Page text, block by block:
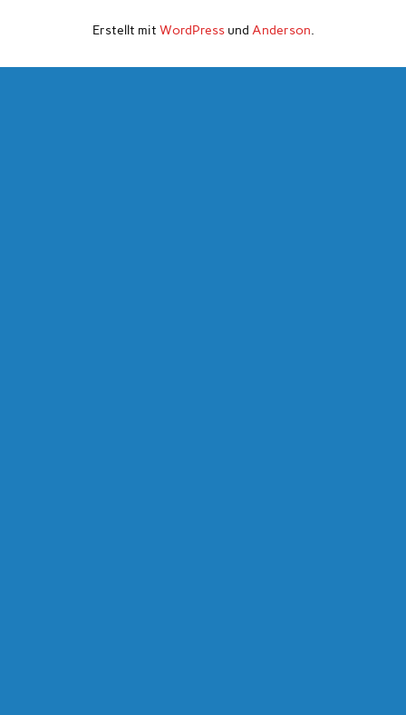
Erstellt mit WordPressund Anderson